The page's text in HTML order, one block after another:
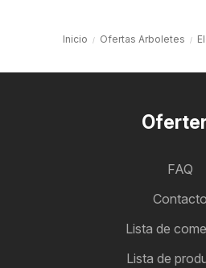
Inicio Ofertas Arboletes
FAQ
Contacto
Lista de
Lista de